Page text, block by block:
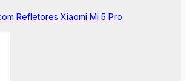
Refletores Xiaomi Mi 5 Pro